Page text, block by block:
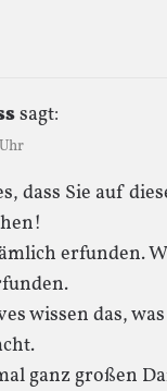
sagt:
dass Sie auf
erfunden.
wissen das,
ganz großen